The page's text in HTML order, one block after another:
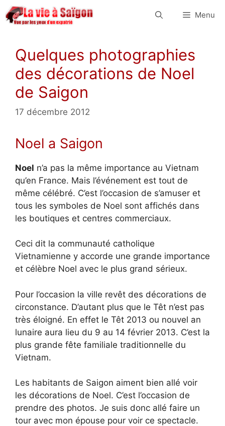
Aller
au
Menu
Quelques photographies
des décorations de Noel
de Saigon
17 décembre 2012
Noel a Saigon
Noel n’a pas la même importance au Vietnam
qu’en France. Mais l’événement est tout de
même célébré. C’est l’occasion de s’amuser et
tous les symboles de Noel sont affichés dans
les boutiques et centres commerciaux.
Ceci dit la communauté catholique
Vietnamienne y accorde une grande importance
et célèbre Noel avec le plus grand sérieux.
Pour l’occasion la ville revêt des décorations de
circonstance. D’autant plus que le Têt n’est pas
très éloigné. En effet le Têt 2013 ou nouvel an
lunaire aura lieu du 9 au 14 février 2013. C’est la
plus grande fête familiale traditionnelle du
Vietnam.
Les habitants de Saigon aiment bien allé voir
les décorations de Noel. C’est l’occasion de
prendre des photos. Je suis donc allé faire un
tour avec mon épouse pour voir ce spectacle.